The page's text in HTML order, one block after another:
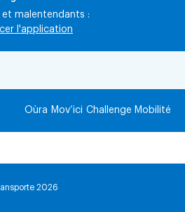
et malentendants :
l'application
Oùra Mov’ici Challenge Mobilité
2026